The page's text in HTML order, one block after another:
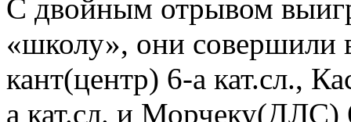
С двойным отрывом
«школу», они совершили
кант(центр) 6-а кат.сл.,
а кат.сл. и Морчеку(ДЛС)